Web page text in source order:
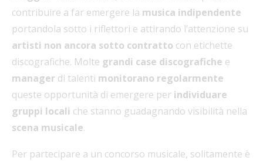
contribuire a far emergere la musica indipendente
portandola sotto i riflettori e attirando l’attenzione su
artisti non ancora sotto contratto con etichette
discografiche. Molte grandi case discografiche e
manager di talenti monitorano regolarmente
queste opportunità di emergere per individuare
gruppi locali che stanno guadagnando visibilità nella
scena musicale.
Per partecipare a un concorso musicale, solitamente è